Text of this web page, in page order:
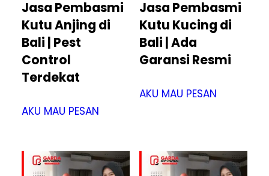
Jasa Pembasmi
Kutu Anjing di
Bali | Pest
Control
Terdekat
AKU MAU PESAN
Jasa Pembasmi
Kutu Kucing di
Bali | Ada
Garansi Resmi
AKU MAU PESAN